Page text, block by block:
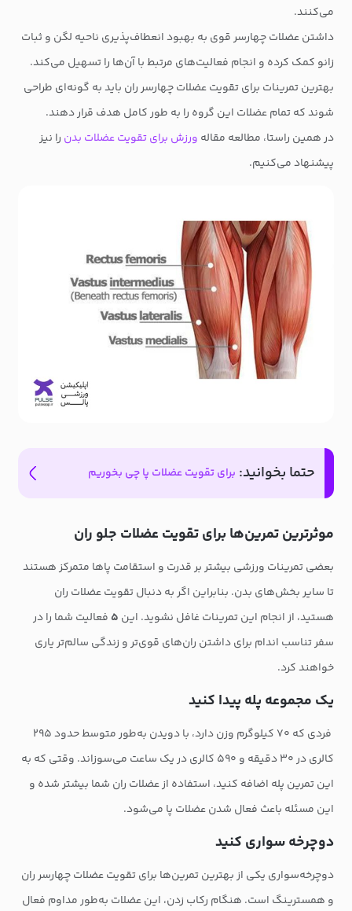
می‌کنند.
داشتن عضلات چهارسر قوی به بهبود انعطاف‌پذیری ناحیه لگن و ثبات
زانو کمک کرده و انجام فعالیت‌های مرتبط با آن‌ها را تسهیل می‌کند.
بهترین تمرینات برای تقویت عضلات چهارسر ران باید به گونه‌ای طراحی
شوند که تمام عضلات این گروه را به طور کامل هدف قرار دهند.
در همین راستا، مطالعه مقاله ورزش برای تقویت عضلات بدن را نیز
پیشنهاد می‌کنیم.
حتما بخوانید: برای تقویت عضلات پا چی بخوریم
موثرترین تمرین‌ها برای تقویت عضلات جلو ران
بعضی تمرینات ورزشی بیشتر بر قدرت و استقامت پاها متمرکز هستند
تا سایر بخش‌های بدن. بنابراین اگر به دنبال تقویت عضلات ران
هستید، از انجام این تمرینات غافل نشوید. این ۵فعالیت شما را در
سفر تناسب اندام برای داشتن ران‌های قوی‌تر و زندگی سالم‌تر یاری
خواهند کرد.
یک مجموعه پله پیدا کنید
فردی که ۷۰ کیلوگرم وزن دارد، با دویدن به‌طور متوسط حدود ۲۹۵
کالری در ۳۰ دقیقه و ۵۹۰ کالری در یک ساعت می‌سوزاند. وقتی که به
این تمرین پله اضافه کنید، استفاده از عضلات ران شما بیشتر شده و
این مسئله باعث فعال شدن عضلات پا می‌شود.
دوچرخه سواری کنید
دوچرخه‌سواری یکی از بهترین تمرین‌ها برای تقویت عضلات چهارسر ران
و همسترینگ است. هنگام رکاب زدن، این عضلات به‌طور مداوم فعال